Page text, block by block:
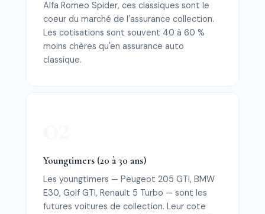
Alfa Romeo Spider, ces classiques sont le
coeur du marché de l'assurance collection.
Les cotisations sont souvent 40 à 60 %
moins chères qu'en assurance auto
classique.
Youngtimers (20 à 30 ans)
Les youngtimers — Peugeot 205 GTI, BMW
E30, Golf GTI, Renault 5 Turbo — sont les
futures voitures de collection. Leur cote